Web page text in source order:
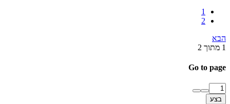
1
2
הבא
1 מתוך 2
Go to page
בצע